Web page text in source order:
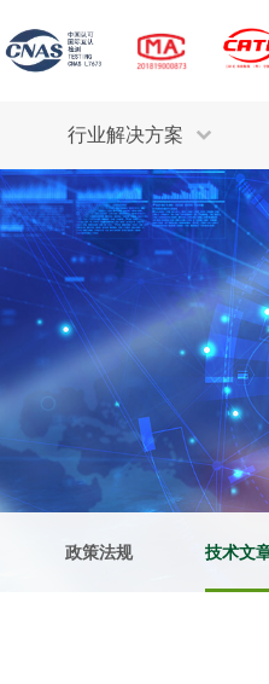
行业解决方案
检测服务
污水检测
废气检测
评估调查
耕地质量评价
场地调查
行业解决
INDUSTRY
为全球各产
整体技术解
政策法规 技术文